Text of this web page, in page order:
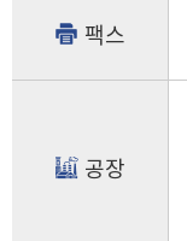
팩스
공장